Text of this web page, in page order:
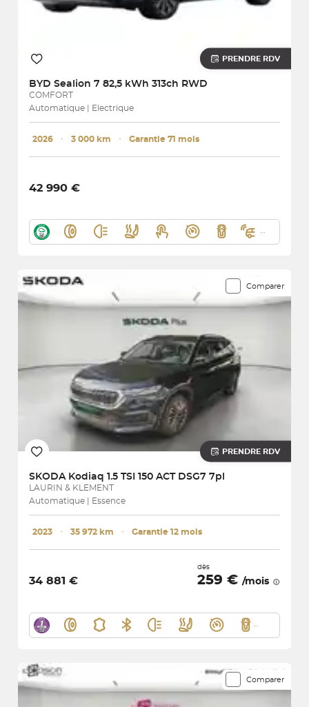
PRENDRE RDV
BYD Sealion 7 82,5 kWh 313ch RWD
COMFORT
Automatique | Electrique
2026 ･ 3 000 km ･ Garantie 71 mois
42 990 €
Comparer
PRENDRE RDV
SKODA Kodiaq 1.5 TSI 150 ACT DSG7 7pl
LAURIN & KLEMENT
Automatique | Essence
2023 ･ 35 972 km ･ Garantie 12 mois
34 881 €
dès
259 € /mois
Comparer